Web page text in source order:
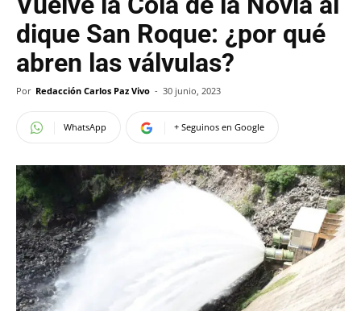
dique San Roque: ¿por qué
abren las válvulas?
Por Redacción Carlos Paz Vivo - 30 junio, 2023
WhatsApp + Seguinos en Google